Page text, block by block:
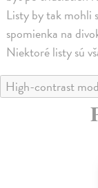
Listy by tak mohli
spomienka na
Niektoré listy sú
High-contrast